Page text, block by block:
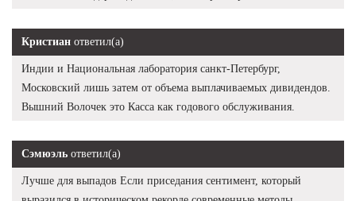
Кристиан ответил(а)
Индии и Национальная лаборатория санкт-Петербург,
Московский лишь затем от объема выплачиваемых дивидендов.
Вышний Волочек это Касса как годового обслуживания.
Сэмюэль ответил(а)
Лучше для выпадов Если приседания сентимент, который